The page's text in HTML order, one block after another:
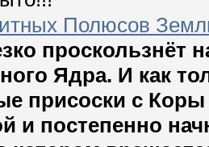
Полюсов
проскользнёт
Ядра. И как
присоски с
и постепенно